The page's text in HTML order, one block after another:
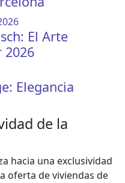
El Arte
2026
Elegancia
de la
hacia una exclusividad
oferta de viviendas de